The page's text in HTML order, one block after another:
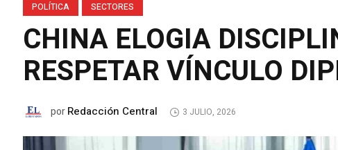
POLÍTICA SECTORES
CHINA ELOGIA
RESPETAR VÍNCULO
porRedacción Central 3 JULIO, 2026